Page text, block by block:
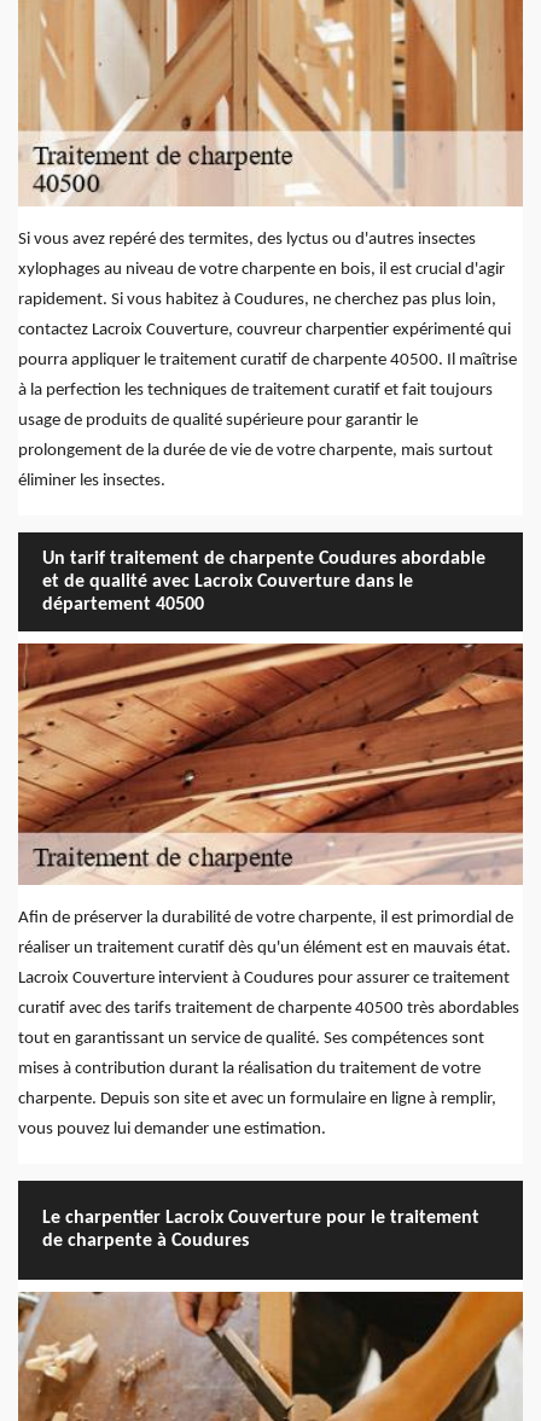
Si vous avez repéré des termites, des lyctus ou d'autres insectes
xylophages au niveau de votre charpente en bois, il est crucial d'agir
rapidement. Si vous habitez à Coudures, ne cherchez pas plus loin,
contactez Lacroix Couverture, couvreur charpentier expérimenté qui
pourra appliquer le traitement curatif de charpente 40500. Il maîtrise
à la perfection les techniques de traitement curatif et fait toujours
usage de produits de qualité supérieure pour garantir le
prolongement de la durée de vie de votre charpente, mais surtout
éliminer les insectes.
Un tarif traitement de charpente Coudures abordable
et de qualité avec Lacroix Couverture dans le
département 40500
Afin de préserver la durabilité de votre charpente, il est primordial de
réaliser un traitement curatif dès qu'un élément est en mauvais état.
Lacroix Couverture intervient à Coudures pour assurer ce traitement
curatif avec des tarifs traitement de charpente 40500 très abordables
tout en garantissant un service de qualité. Ses compétences sont
mises à contribution durant la réalisation du traitement de votre
charpente. Depuis son site et avec un formulaire en ligne à remplir,
vous pouvez lui demander une estimation.
Le charpentier Lacroix Couverture pour le traitement
de charpente à Coudures